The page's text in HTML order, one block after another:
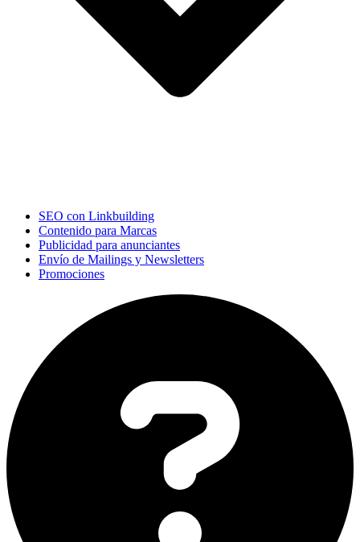
SEO con Linkbuilding
Contenido para Marcas
Publicidad para anunciantes
Envío de Mailings y Newsletters
Promociones